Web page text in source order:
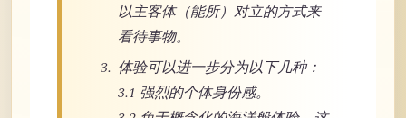
以主客体（能所）对立的方式来
看待事物。
体验可以进一步分为以下几种：
3.1 强烈的个体身份感。